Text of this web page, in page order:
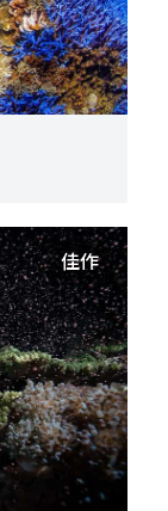
佳作